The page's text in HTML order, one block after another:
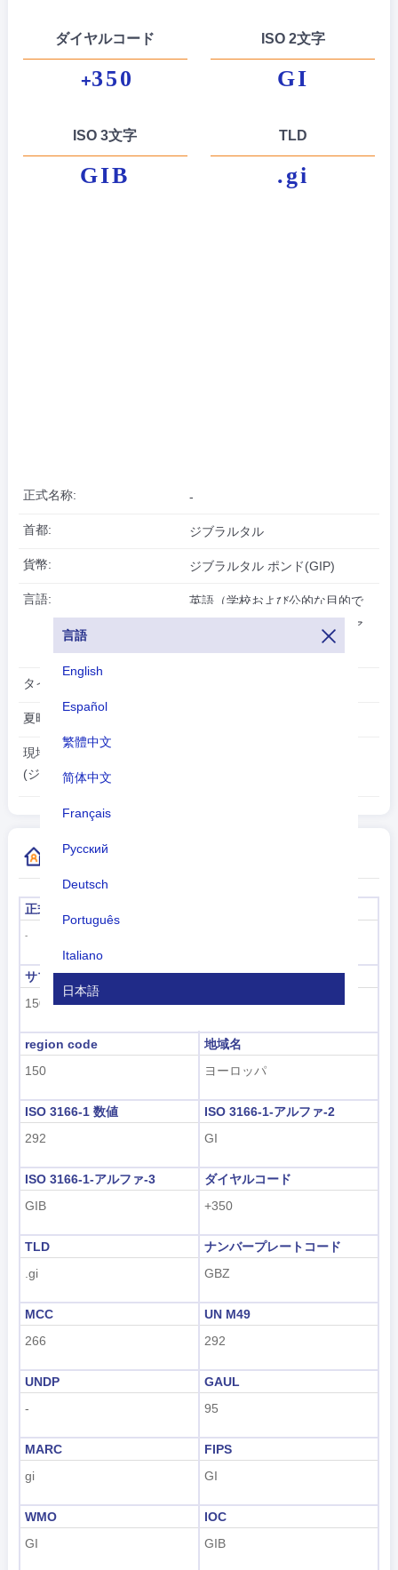
言語
English
Español
繁體中文
简体中文
Français
Русский
Deutsch
Português
Italiano
日本語
Indonesian
हिंदी
ダイヤルコード
+350
ISO 2文字
GI
ISO 3文字
GIB
TLD
.gi
正式名称: -
首都: ジブラルタル
貨幣: ジブラルタル ポンド(GIP)
言語:
英語（学校および公的な目的で
使用）、スペイン語、イタリア
語、ポルトガル語
タイムゾーン:
夏時間:
現地時間:
(ジブラルタル)
国コードの詳細情報
正式名称
-
サブリージョンコード
150
サブリージョン名
南ヨーロッパ
region code
150
地域名
ヨーロッパ
ISO 3166-1 数値
292
ISO 3166-1-アルファ-2
GI
ISO 3166-1-アルファ-3
GIB
ダイヤルコード
+350
TLD
.gi
ナンバープレートコード
GBZ
MCC
266
UN M49
292
UNDP
-
GAUL
95
MARC
gi
FIPS
GI
WMO
GI
IOC
GIB